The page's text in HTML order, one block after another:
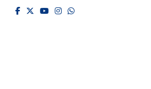
facebook
twitter
youtube
instagram
whatsapp